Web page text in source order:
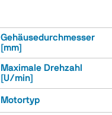
Gehäusedurchmesser
[mm]
Maximale Drehzahl
[U/min]
Motortyp